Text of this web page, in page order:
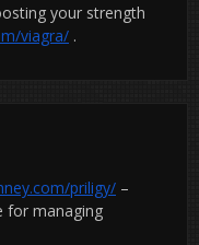
your strength
viagra/ .
priligy/ –
for managing